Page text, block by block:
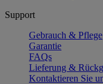
Support
Gebrauch & Pflege
Garantie
FAQs
Lieferung &
Kontaktieren Sie